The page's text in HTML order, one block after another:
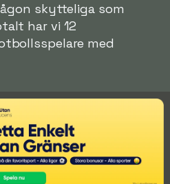
skytteliga som
har vi 12
med